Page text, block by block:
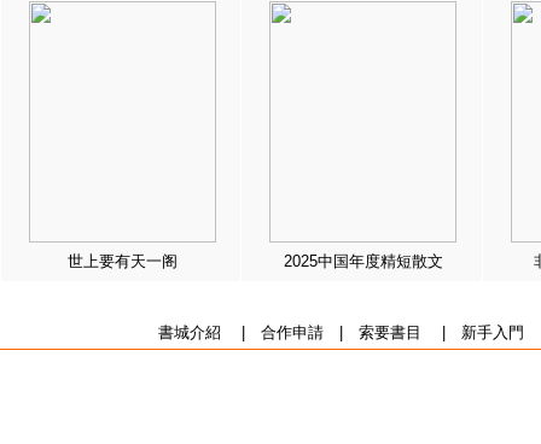
世上要有天一阁 2025中国年度精短散文
書城介紹 合作申請| 索要書目 新手入門